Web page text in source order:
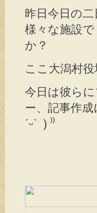
昨日今日の
様々な施設
か？
ここ大潟村
今日は彼ら
ー、記事作
ˊᵕˋ ) ⁾⁾